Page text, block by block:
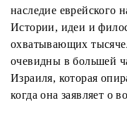
наследие еврейского
Истории, идеи и
охватывающих
очевидны в большей
Израиля, которая
когда она заявляет о